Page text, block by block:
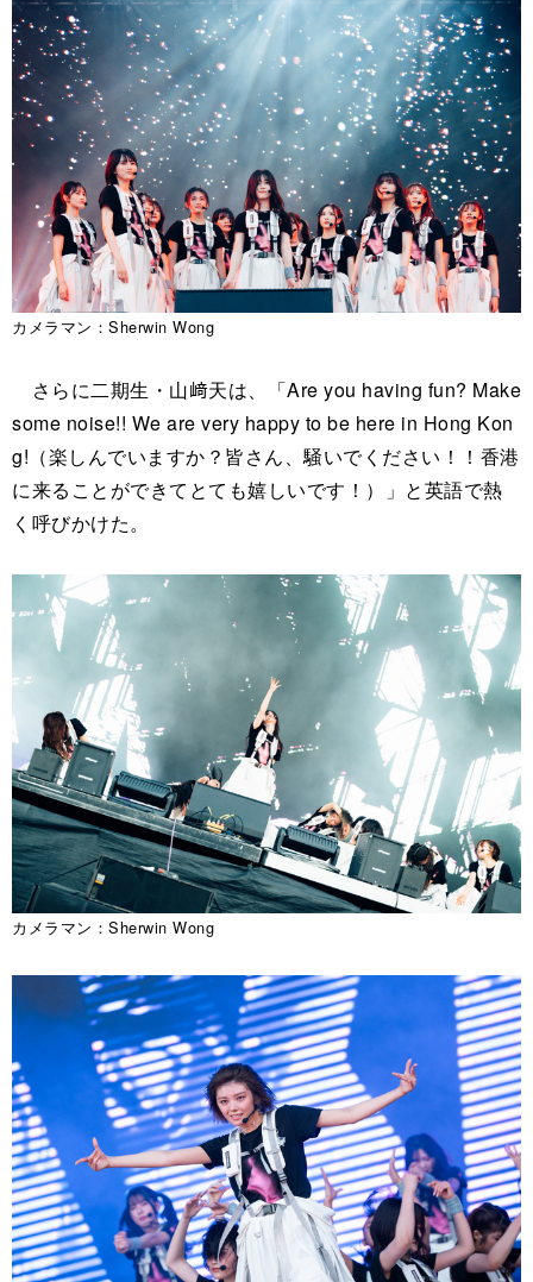
カメラマン：Sherwin Wong
さらに二期生・山﨑天は、「Are you having fun? Make
some noise!! We are very happy to be here in Hong Kon
g!（楽しんでいますか？皆さん、騒いでください！！香港
に来ることができてとても嬉しいです！）」と英語で熱
く呼びかけた。
カメラマン：Sherwin Wong